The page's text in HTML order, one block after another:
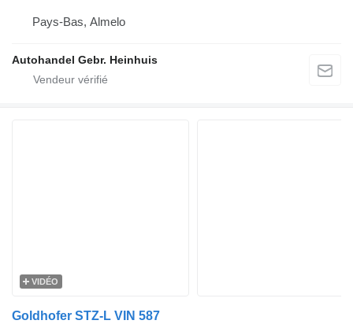
Pays-Bas, Almelo
Autohandel Gebr. Heinhuis
VIDÉO
Goldhofer STZ-L VIN 587